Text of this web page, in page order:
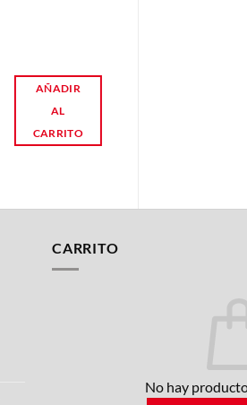
AÑADIR
AL
CARRITO
CARRITO
No hay